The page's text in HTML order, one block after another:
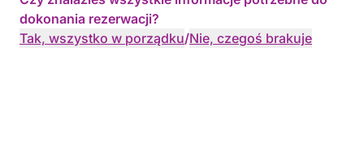
dokonania rezerwacji?
Tak, wszystko w porządku/Nie, czegoś brakuje